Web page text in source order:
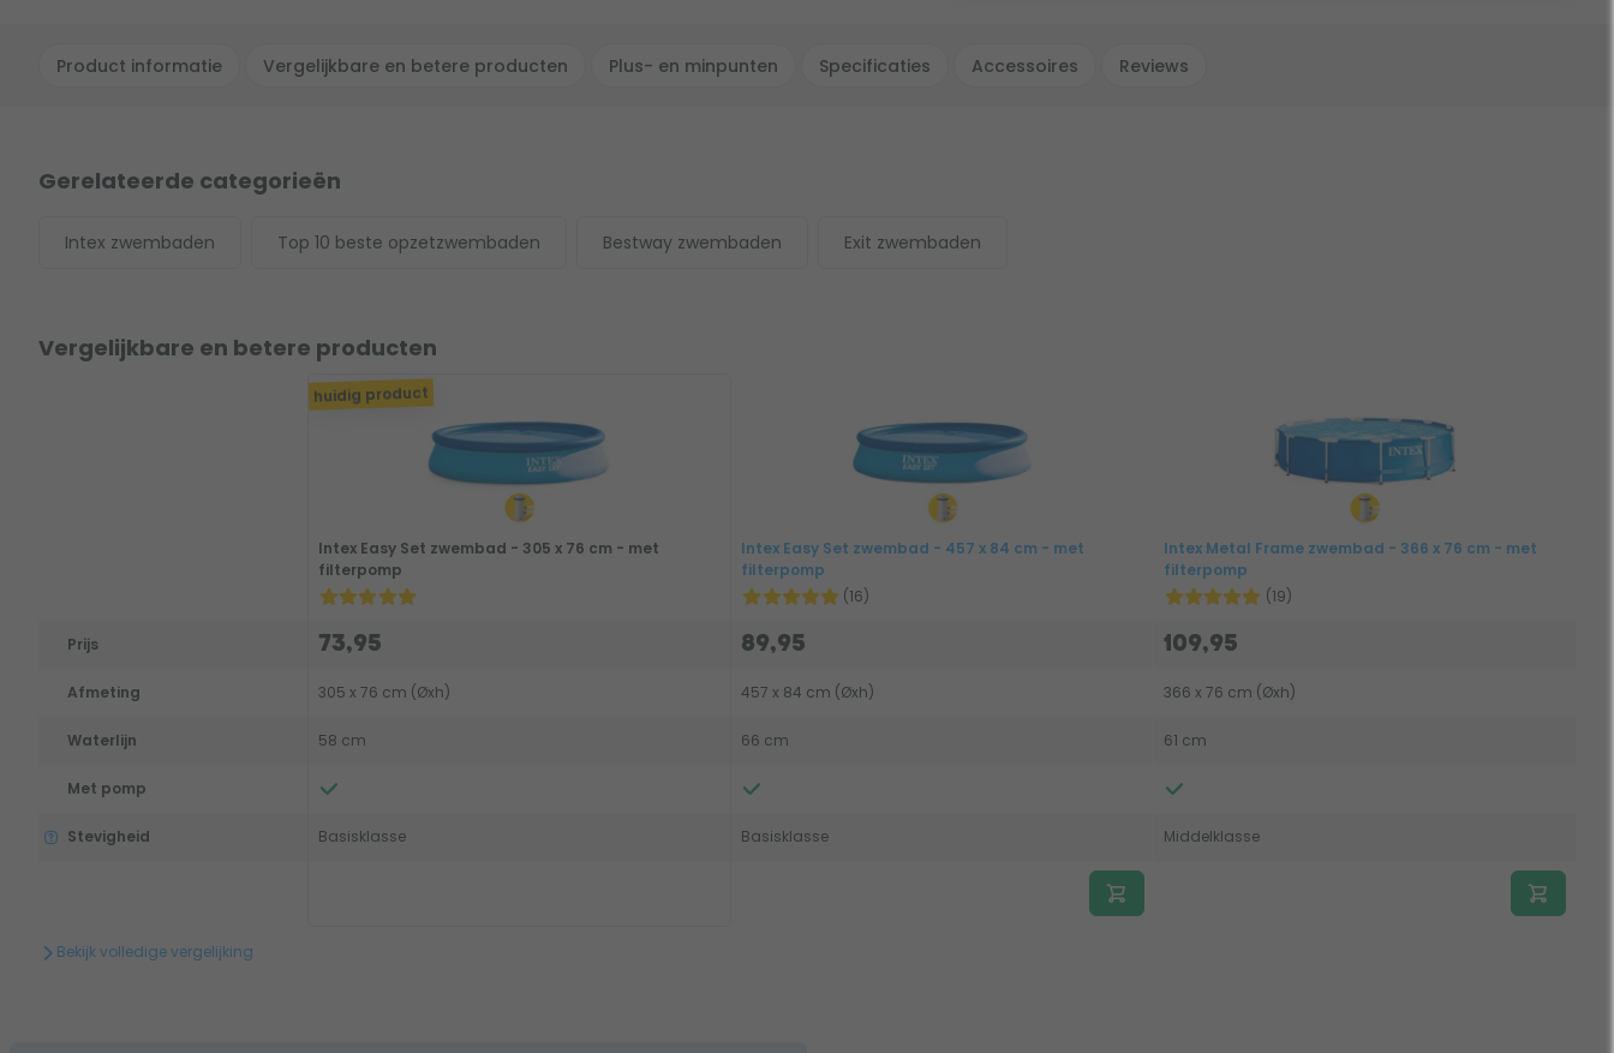
Product informatie Vergelijkbare en betere producten Plus- en minpunten Specificaties Accessoires Reviews
Gerelateerde categorieën
Intex zwembaden Top 10 beste opzetzwembaden Bestway zwembaden Exit zwembaden
Vergelijkbare en betere producten
Prijs
Afmeting
Waterlijn
Met pomp
Stevigheid
huidig product
Intex Easy Set zwembad - 305 x 76 cm - met
filterpomp
73,95
305 x 76 cm (Øxh)
58 cm
Basisklasse
Intex Easy Set zwembad - 457 x 84 cm - met
filterpomp
(16)
89,95
457 x 84 cm (Øxh)
66 cm
Basisklasse
Intex Metal Frame zwembad - 366 x 76 cm - met
filterpomp
(19)
109,95
366 x 76 cm (Øxh)
61 cm
Middelklasse
Bekijk volledige vergelijking